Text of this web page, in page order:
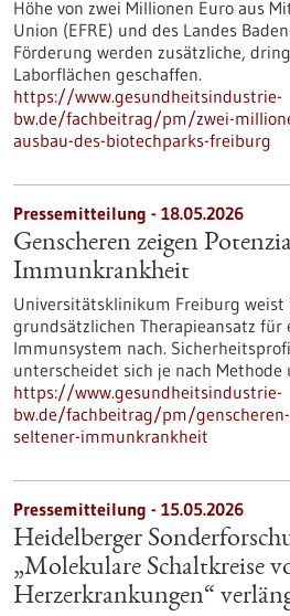
Höhe von zwei Millionen Euro aus
Union (EFRE) und des Landes
Förderung werden zusätzliche,
Laborflächen geschaffen.
https://www.gesundheitsindustrie-
bw.de/fachbeitrag/pm/zwei-
ausbau-des-biotechparks-freiburg
Pressemitteilung - 18.05.2026
Genscheren zeigen
Immunkrankheit
Universitätsklinikum Freiburg weist
grundsätzlichen Therapieansatz für
Immunsystem nach.
unterscheidet sich je nach
https://www.gesundheitsindustrie-
bw.de/fachbeitrag/pm/
seltener-immunkrankheit
Pressemitteilung - 15.05.2026
Heidelberger
„Molekulare Schaltkreise
Herzerkrankungen“